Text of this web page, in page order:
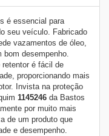
é essencial para
seu veículo. Fabricado
vazamentos de óleo,
bom desempenho.
é fácil de
proporcionando mais
Invista na proteção
1145246 da Bastos
por muito mais
de um produto que
e desempenho.